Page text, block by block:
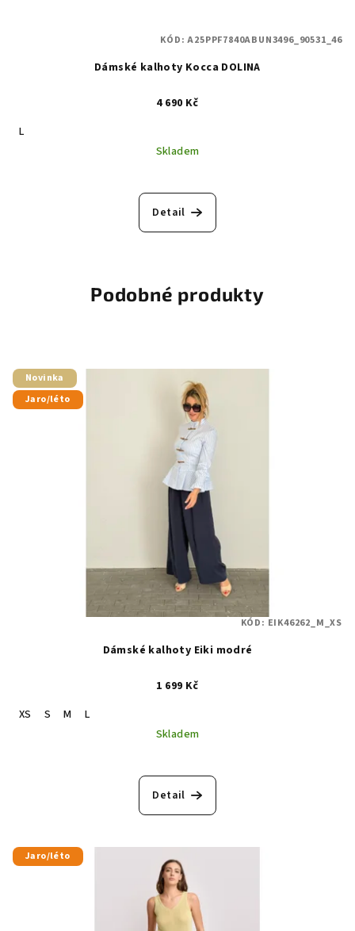
Dámské kalhoty Kocca DOLINA
4 690 Kč
L
Skladem
Detail
KÓD:A25PPF7840ABUN3496_90531_46
Podobné produkty
Novinka
Jaro/léto
Dámské kalhoty Eiki modré
1 699 Kč
XS
S M
L
Skladem
Detail
KÓD: EIK46262_M_XS
Jaro/léto